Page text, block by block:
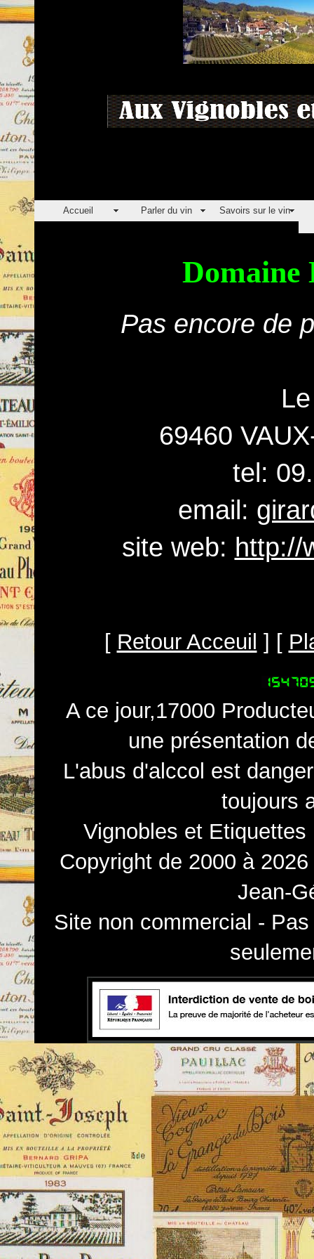
Accueil Parler du vin Savoirs sur le vin
Pas encore de
69460
tel:
email:
site web: http://
[ Retour Acceuil ] [
A ce jour,17000
une présentation
L'abus d'alccol est
toujours
Vignobles et
Copyright de 2000 à
Jean-
Site non commercial -